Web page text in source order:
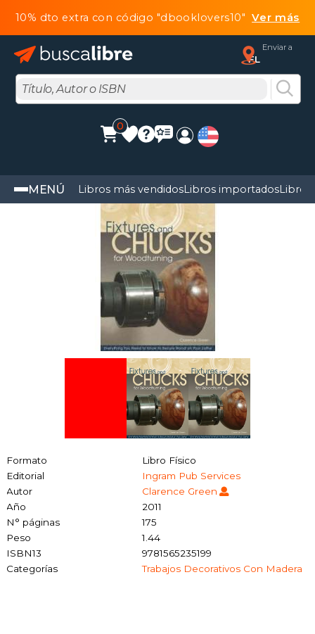
10% dto extra con código "dbooklovers10"Ver más
Enviar a
FL
0
MENÚ Libros más vendidosLibros importadosLibros
Formato
Libro Físico
Editorial
Ingram Pub Services
Autor
Clarence Green
Año
2011
N° páginas
175
Peso
1.44
ISBN13
9781565235199
Categorías
Trabajos Decorativos Con Madera